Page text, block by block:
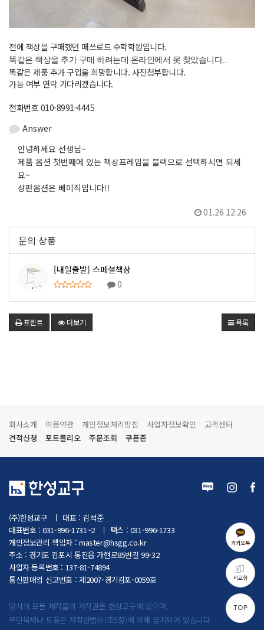
카카오톡
비교함
TOP
전에 책상을 구매했던 매쓰로드 수학학원입니다.
똑같은 책상을 추가 구매 하려는데 온라인에서 못 찾았습니다..
똑같은 제품 추가 구입을 희망합니다. 사진첨부합니다.
가능 여부 연락 기다리겠습니다.
전화번호 010-8991-4445
Answer
안녕하세요 선생님~
제품 옵션 첫번째에 있는 책상프레임을 블랙으로 선택하시면 되세
요~
상판옵션은 베이직입니다!!
01.26 12:26
문의 상품
[내일출발] 스페셜책상
0
프린트 더보기 목록
회사소개 이용약관 개인정보처리방침 사업자정보확인
고객센터
견적신청
포트폴리오 주문조회 쿠폰존
(주)한성교구
대표 : 김석준
대표번호 : 031-996-1731~2
팩스 : 031-996-1733
개인정보관리 책임자 : master@hsgg.co.kr
주소 : 경기도 김포시 통진읍 가현로85번길 99-32
사업자 등록번호 : 137-81-74894
통신판매업 신고번호 : 제2007-경기김포-0059호
당사의 모든 제작물의 저작권은 한성교구에 있으며,
무단복제나 도용은 저작권법(97조5항)에 의해 금지되어 있습니다.